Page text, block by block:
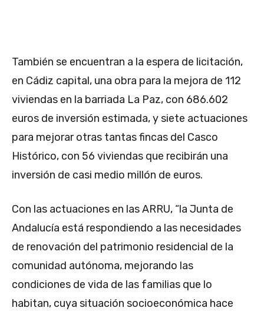
También se encuentran a la espera de licitación,
en Cádiz capital, una obra para la mejora de 112
viviendas en la barriada La Paz, con 686.602
euros de inversión estimada, y siete actuaciones
para mejorar otras tantas fincas del Casco
Histórico, con 56 viviendas que recibirán una
inversión de casi medio millón de euros.
Con las actuaciones en las ARRU, “la Junta de
Andalucía está respondiendo a las necesidades
de renovación del patrimonio residencial de la
comunidad autónoma, mejorando las
condiciones de vida de las familias que lo
habitan, cuya situación socioeconómica hace